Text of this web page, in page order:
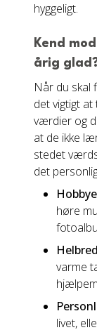
hyggeligt.
Kend
årig
Når du skal
det vigtigt
værdier og
at de ikke
stedet
det
høre
varme
livet,